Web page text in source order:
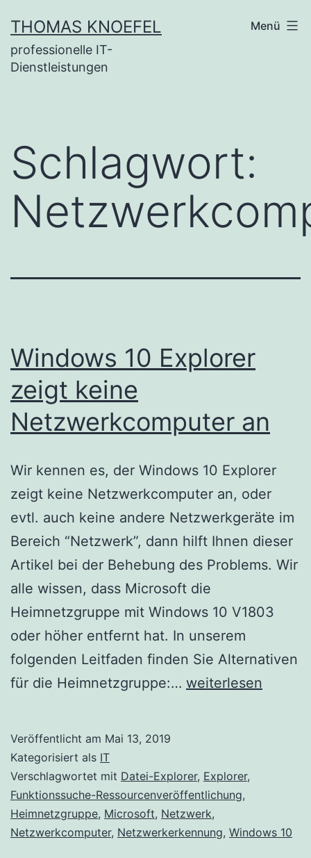
Inhalt
springen
THOMAS KNOEFEL
professionelle IT-
Dienstleistungen
Menü
Schlagwort:
Windows 10 Explorer
zeigt keine
Netzwerkcomputer an
Wir kennen es, der Windows 10 Explorer
zeigt keine Netzwerkcomputer an, oder
evtl. auch keine andere Netzwerkgeräte im
Bereich “Netzwerk”, dann hilft Ihnen dieser
Artikel bei der Behebung des Problems. Wir
alle wissen, dass Microsoft die
Heimnetzgruppe mit Windows 10 V1803
oder höher entfernt hat. In unserem
folgenden Leitfaden finden Sie Alternativen
für die Heimnetzgruppe:… Windows
keine
Netzwerkcomputer
an
weiterlesen
Veröffentlicht am Mai 13, 2019
Kategorisiert als IT
Verschlagwortet mit Datei-Explorer, Explorer,
Funktionssuche-Ressourcenveröffentlichung,
Heimnetzgruppe, Microsoft, Netzwerk,
Netzwerkcomputer, Netzwerkerkennung, Windows 10